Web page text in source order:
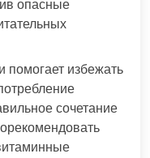
опасные
помогает избежать
сочетание